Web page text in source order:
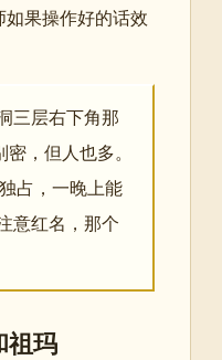
果操作好的话效
三层右下角那
，但人也多。
占，一晚上能
意红名，那个
祖玛